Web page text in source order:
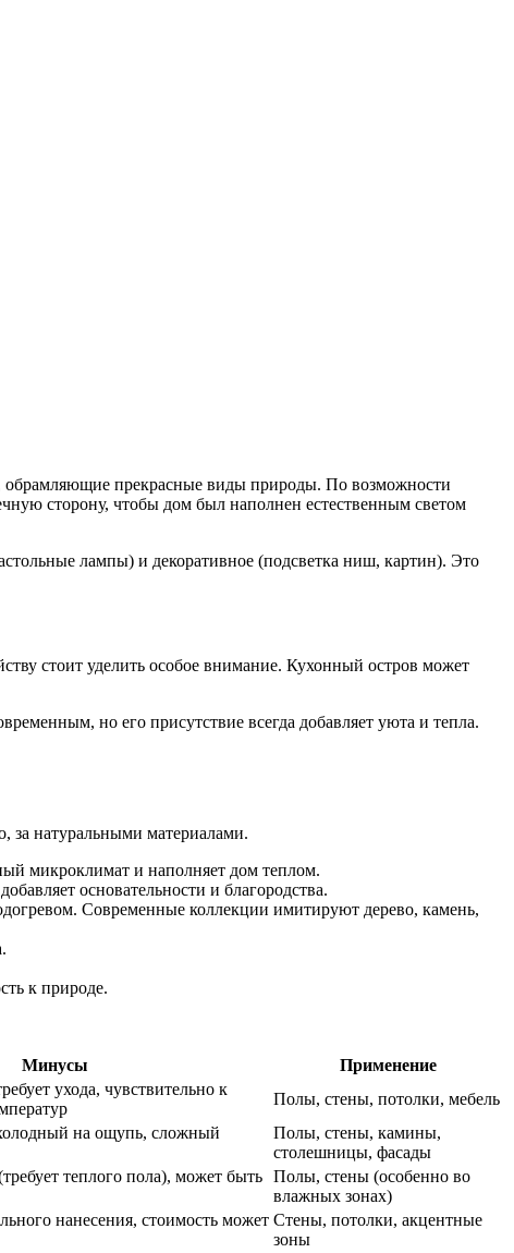
обрамляющие прекрасные виды природы. По возможности
сторону, чтобы дом был наполнен естественным светом
лампы) и декоративное (подсветка ниш, картин). Это
стоит уделить особое внимание. Кухонный остров может
но его присутствие всегда добавляет уюта и тепла.
за натуральными материалами.
микроклимат и наполняет дом теплом.
основательности и благородства.
Современные коллекции имитируют дерево, камень,
к природе.
Минусы
Применение
ухода, чувствительно к
Полы, стены, потолки, мебель
на ощупь, сложный
Полы, стены, камины,
столешницы, фасады
теплого пола), может быть Полы, стены (особенно во
влажных зонах)
нанесения, стоимость может Стены, потолки, акцентные
зоны